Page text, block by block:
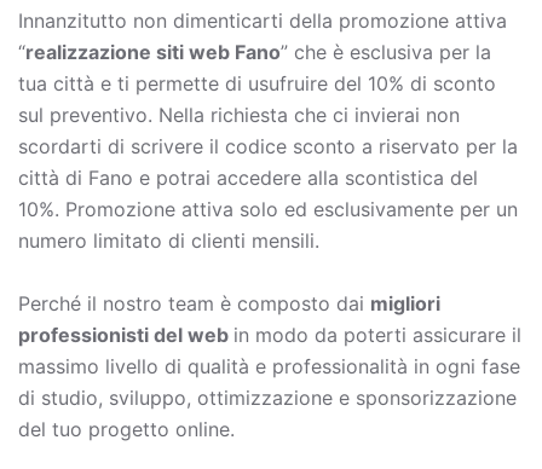
Innanzitutto non dimenticarti della promozione attiva
“realizzazione siti web Fano” che è esclusiva per la
tua città e ti permette di usufruire del 10% di sconto
sul preventivo. Nella richiesta che ci invierai non
scordarti di scrivere il codice sconto a riservato per la
città di Fano e potrai accedere alla scontistica del
10%. Promozione attiva solo ed esclusivamente per un
numero limitato di clienti mensili.
Perché il nostro team è composto dai migliori
professionisti del web in modo da poterti assicurare il
massimo livello di qualità e professionalità in ogni fase
di studio, sviluppo, ottimizzazione e sponsorizzazione
del tuo progetto online.